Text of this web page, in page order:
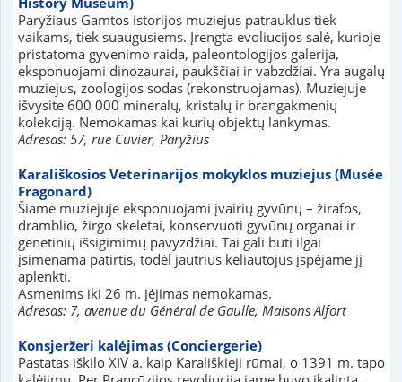
Paryžiaus Gamtos istorijos muziejus patrauklus tiek
vaikams, tiek suaugusiems. Įrengta evoliucijos salė, kurioje
pristatoma gyvenimo raida, paleontologijos galerija,
eksponuojami dinozaurai, paukščiai ir vabzdžiai. Yra augalų
muziejus, zoologijos sodas (rekonstruojamas). Muziejuje
išvysite 600 000 mineralų, kristalų ir brangakmenių
kolekciją. Nemokamas kai kurių objektų lankymas.
Adresas: 57, rue Cuvier, Paryžius
Karališkosios Veterinarijos mokyklos muziejus (Musée
Fragonard)
Šiame muziejuje eksponuojami įvairių gyvūnų – žirafos,
dramblio, žirgo skeletai, konservuoti gyvūnų organai ir
genetinių išsigimimų pavyzdžiai. Tai gali būti ilgai
įsimenama patirtis, todėl jautrius keliautojus įspėjame jį
aplenkti.
Asmenims iki 26 m. įėjimas nemokamas.
Adresas: 7, avenue du Général de Gaulle, Maisons Alfort
Konsjeržeri kalėjimas (Conciergerie)
Pastatas iškilo XIV a. kaip Karališkieji rūmai, o 1391 m. tapo